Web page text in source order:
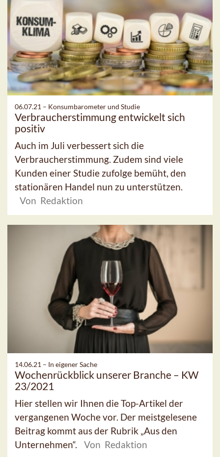
06.07.21 – Konsumbarometer und Studie
Verbraucherstimmung entwickelt sich
positiv
Auch im Juli verbessert sich die
Verbraucherstimmung. Zudem sind viele
Kunden einer Studie zufolge bemüht, den
stationären Handel nun zu unterstützen.
Von Redaktion
14.06.21 – In eigener Sache
Wochenrückblick unserer Branche – KW
23/2021
Hier stellen wir Ihnen die Top-Artikel der
vergangenen Woche vor. Der meistgelesene
Beitrag kommt aus der Rubrik „Aus den
Unternehmen“.
Von Redaktion